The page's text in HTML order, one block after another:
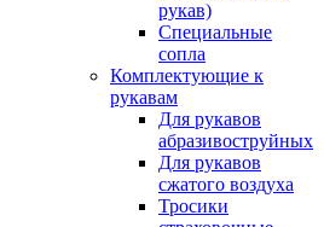
рукав)
Специальные
сопла
Комплектующие к
рукавам
Для рукавов
абразивоструйных
Для рукавов
сжатого воздуха
Тросики